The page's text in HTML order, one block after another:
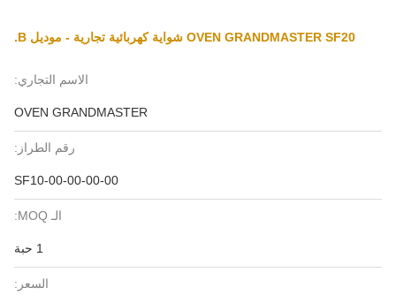
OVEN GRANDMASTER SF20 شواية كهربائية تجارية - موديل B.
الاسم التجاري:
OVEN GRANDMASTER
رقم الطراز:
SF10-00-00-00-00
الـ MOQ:
1 حبة
السعر: